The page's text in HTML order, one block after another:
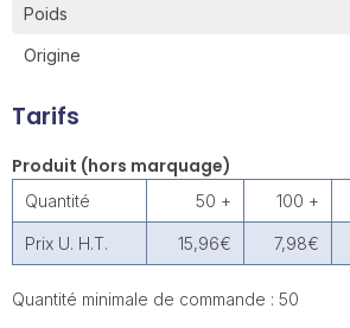
Poids
Origine
Tarifs
Produit (hors marquage)
Quantité 50 + 100 +
Prix U. H.T. 15,96€ 7,98€
Quantité minimale de commande : 50